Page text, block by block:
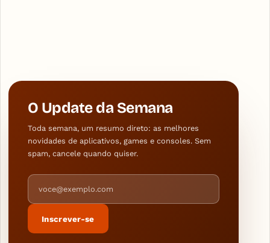
O Update da Semana
Toda semana, um resumo direto: as melhores
novidades de aplicativos, games e consoles. Sem
spam, cancele quando quiser.
Endereço de e-mail
Inscrever-se